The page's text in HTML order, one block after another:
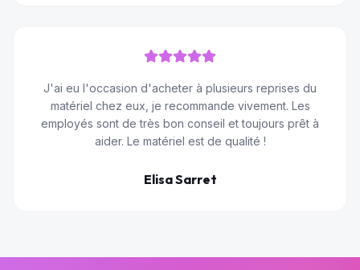
J'ai eu l'occasion d'acheter à plusieurs reprises du
matériel chez eux, je recommande vivement. Les
employés sont de très bon conseil et toujours prêt à
aider. Le matériel est de qualité !
Elisa Sarret